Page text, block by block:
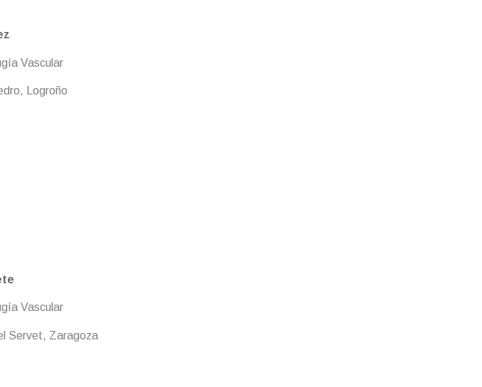
Vascular
Logroño
Vascular
Servet, Zaragoza